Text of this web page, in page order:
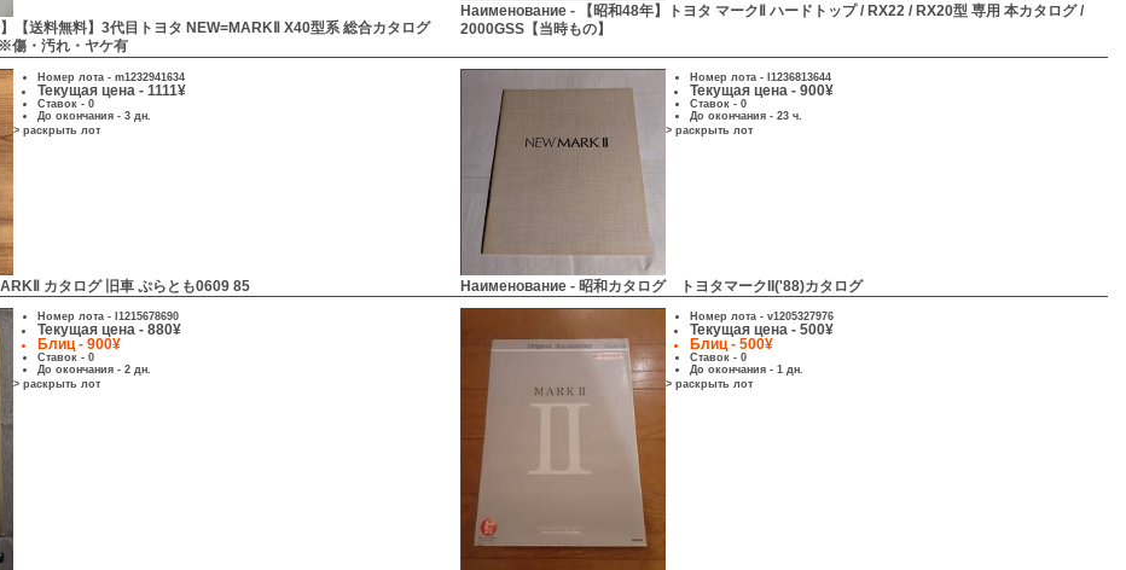
】【送料無料】3代目トヨタ NEW=MARKⅡ X40型系 総合カタログ
傷・汚れ・ヤケ有
Наименование -
【昭和48年】トヨタ マークⅡ ハードトップ / RX22 / RX20型 専用 本カタログ /
2000GSS【当時もの】
Номер лота - m1232941634
Текущая цена - 1111¥
Ставок - 0
До окончания - 3 дн.
> раскрыть лот
カタログ 旧車 ぷらとも0609 85
Номер лота - l1236813644
Текущая цена - 900¥
Ставок - 0
До окончания - 23 ч.
> раскрыть лот
Наименование - 昭和カタログ トヨタマークII('88)カタログ
Номер лота - l1215678690
Текущая цена - 880¥
Блиц - 900¥
Ставок - 0
До окончания - 2 дн.
> раскрыть лот
Номер лота - v1205327976
Текущая цена - 500¥
Блиц - 500¥
Ставок - 0
До окончания - 1 дн.
> раскрыть лот